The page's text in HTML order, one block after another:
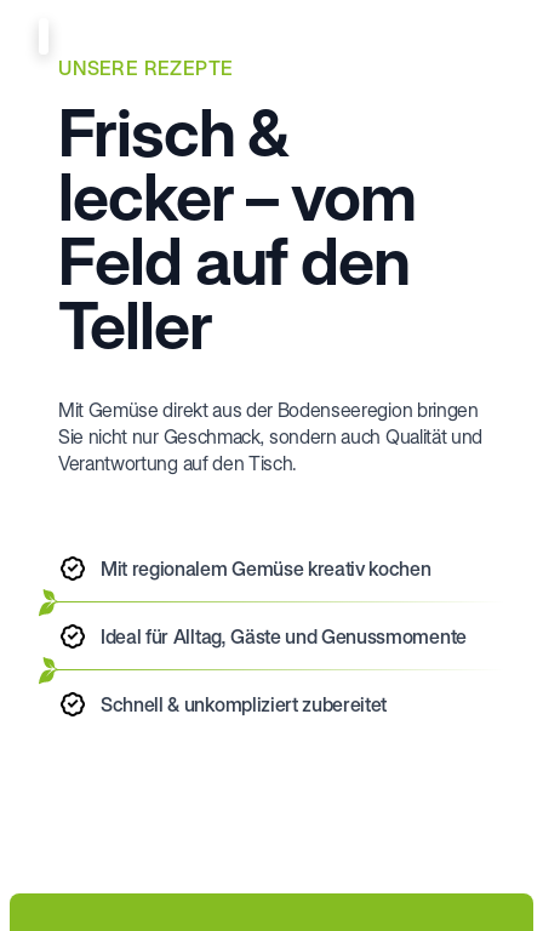
UNSERE REZEPTE
Frisch &
lecker – vom
Feld auf den
Teller
Mit Gemüse direkt aus der Bodenseeregion bringen
Sie nicht nur Geschmack, sondern auch Qualität und
Verantwortung auf den Tisch.
Mit regionalem Gemüse kreativ kochen
Ideal für Alltag, Gäste und Genussmomente
Schnell & unkompliziert zubereitet